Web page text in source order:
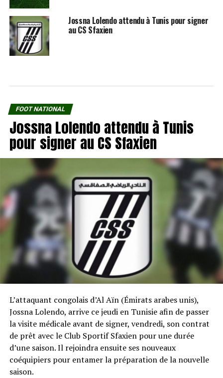
Jossna Lolendo attendu à Tunis pour signer
au CS Sfaxien
FOOT NATIONAL
Jossna Lolendo attendu à Tunis
pour signer au CS Sfaxien
L’attaquant congolais d’Al Aïn (Émirats arabes unis),
Jossna Lolendo, arrive ce jeudi en Tunisie afin de passer
la visite médicale avant de signer, vendredi, son contrat
de prêt avec le Club Sportif Sfaxien pour une durée
d’une saison. Il rejoindra ensuite ses nouveaux
coéquipiers pour entamer la préparation de la nouvelle
saison.